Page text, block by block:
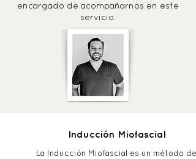
encargado de acompañarnos en este
servicio.
Inducción Miofascial
La Inducción Miofascial es un método de